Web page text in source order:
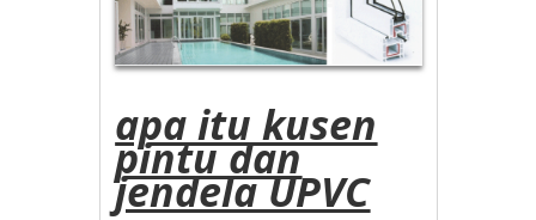
apa itu kusen
pintu dan
jendela UPVC